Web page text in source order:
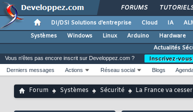
FORUMS
DI/DSI Solutions d'entreprise Cloud IA
Systèmes
Windows Linux Arduino Hardware
Actualités
Vous n'êtes pas encore inscrit sur Developpez.com ?
Inscrivez-
Derniers messages
Actions Réseau social Blogs
Forum Systèmes Sécurité La France va